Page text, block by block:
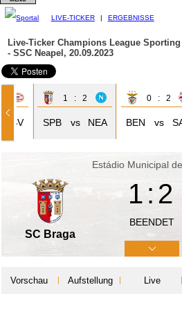
LIVE-TICKER | ERGEBNISSE
Live-Ticker Champions League Sporting
- SSC Neapel, 20.09.2023
PSV
1 : 2
SPB vs NEA
0 : 2
BEN vs
Estádio Municipal
SC Braga
1:2
BEENDET
Vorschau Aufstellung Live